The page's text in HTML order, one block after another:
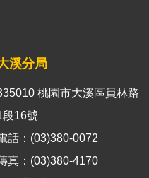
溪分局
桃園市大溪區員林路
段16號
話：(03)380-0072
真：(03)380-4170